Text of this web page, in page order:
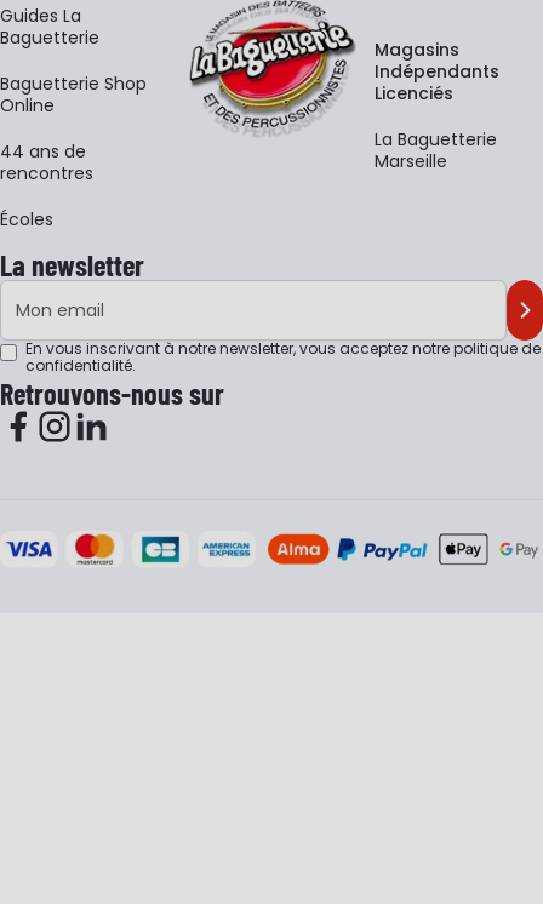
Guides La
Baguetterie
Baguetterie Shop
Online
44 ans de
rencontres
Écoles
Magasins
Indépendants
Licenciés
La Baguetterie
Marseille
La newsletter
Adresse e-mail
En vous inscrivant à notre newsletter, vous acceptez notrepolitique de
confidentialité.
Retrouvons-nous sur